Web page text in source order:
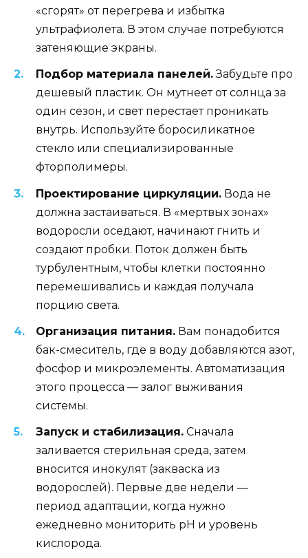
«сгорят» от перегрева и избытка
ультрафиолета. В этом случае потребуются
затеняющие экраны.
Подбор материала панелей.Забудьте про
дешевый пластик. Он мутнеет от солнца за
один сезон, и свет перестает проникать
внутрь. Используйте боросиликатное
стекло или специализированные
фторполимеры.
Проектирование циркуляции. Вода не
должна застаиваться. В «мертвых зонах»
водоросли оседают, начинают гнить и
создают пробки. Поток должен быть
турбулентным, чтобы клетки постоянно
перемешивались и каждая получала
порцию света.
Организация питания. Вам понадобится
бак-смеситель, где в воду добавляются азот,
фосфор и микроэлементы. Автоматизация
этого процесса — залог выживания
системы.
Запуск и стабилизация. Сначала
заливается стерильная среда, затем
вносится инокулят (закваска из
водорослей). Первые две недели —
период адаптации, когда нужно
ежедневно мониторить pH и уровень
кислорода.